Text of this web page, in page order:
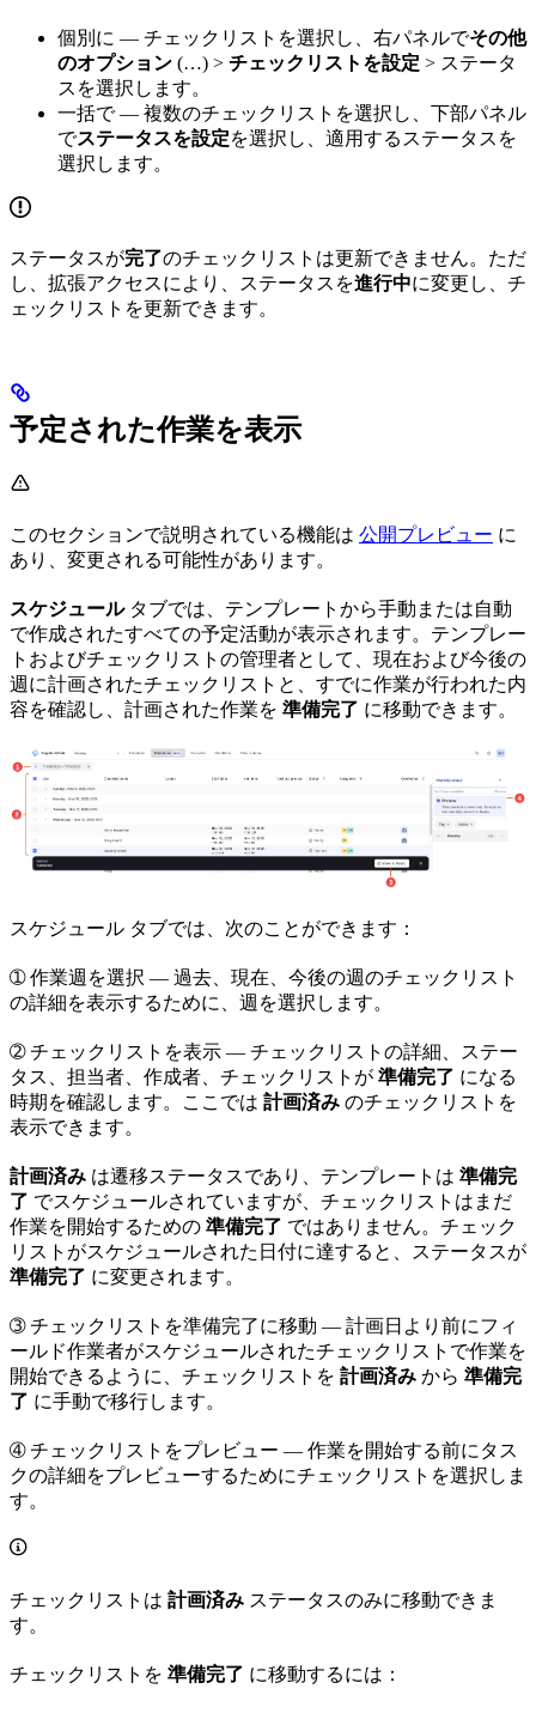
個別に — チェックリストを選択し、右パネルでその他
のオプション (…) > チェックリストを設定 > ステータ
スを選択します。
一括で— 複数のチェックリストを選択し、下部パネル
でステータスを設定を選択し、適用するステータスを
選択します。
ステータスが完了のチェックリストは更新できません。ただ
し、 拡張アクセスにより、ステータスを進行中に変更し、チ
ェックリストを更新できます。
予定された作業を表示
このセクションで説明されている機能は 公開プレビュー に
あり、変更される可能性があります。
スケジュールタブでは、テンプレートから手動または自動
で作成されたすべての予定活動が表示されます。テンプレー
トおよびチェックリストの管理者として、現在および今後の
週に計画されたチェックリストと、すでに作業が行われた内
容を確認し、計画された作業を 準備完了 に移動できます。
スケジュール タブでは、次のことができます：
➀作業週を選択 — 過去、現在、今後の週のチェックリスト
の詳細を表示するために、週を選択します。
➁チェックリストを表示 — チェックリストの詳細、ステー
タス、担当者、作成者、チェックリストが 準備完了 になる
時期を確認します。ここでは 計画済み のチェックリストを
表示できます。
計画済み は遷移ステータスであり、テンプレートは 準備完
了 でスケジュールされていますが、チェックリストはまだ
作業を開始するための 準備完了 ではありません。チェック
リストがスケジュールされた日付に達すると、ステータスが
準備完了 に変更されます。
➂チェックリストを準備完了に移動 — 計画日より前にフィ
ールド作業者がスケジュールされたチェックリストで作業を
開始できるように、チェックリストを 計画済み から 準備完
了 に手動で移行します。
➃チェックリストをプレビュー — 作業を開始する前にタス
クの詳細をプレビューするためにチェックリストを選択しま
す。
チェックリストは 計画済み ステータスのみに移動できま
す。
チェックリストを 準備完了 に移動するには：